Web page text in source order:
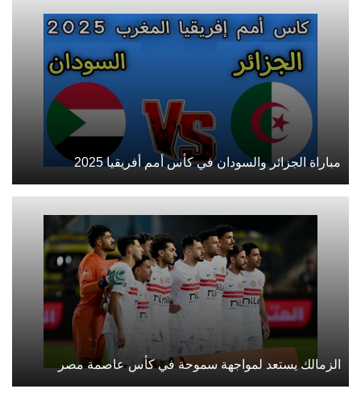
مباراة الجزائر والسودان في كأس أمم أفريقيا 2025
الزمالك يستعد لمواجهة سموحة في كأس عاصمة مصر